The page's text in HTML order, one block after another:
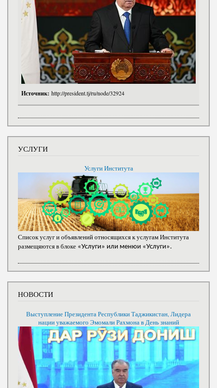
Источник: http://president.tj/ru/node/32924
УСЛУГИ
Услуги Института
Список услуг и объявлений относящихся к услугам Института
размещяются в блоке «Услуги» или менюи «Услуги».
НОВОСТИ
Выступление Президента Республики Таджикистан, Лидера
нации уважаемого Эмомали Рахмона в День знаний